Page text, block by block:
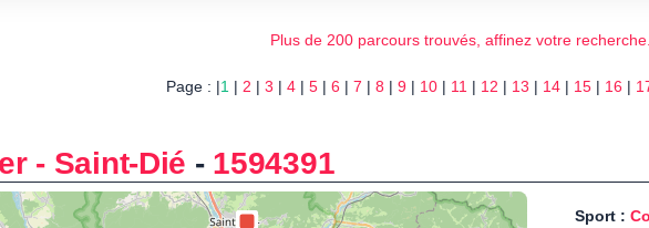
Plus de 200 parcours trouvés, affinez votre recherche.
Page : |1 | 2 | 3 | 4 | 5 | 6 | 7 | 8 | 9 | 10 | 11 | 12 | 13 | 14 | 15 | 16 |
- Saint-Dié - 1594391
Sport :